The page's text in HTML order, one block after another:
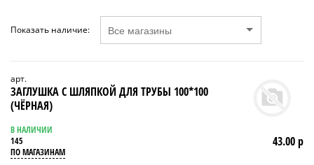
Показать наличие:
арт.
ЗАГЛУШКА С ШЛЯПКОЙ ДЛЯ ТРУБЫ 100*100
(ЧЁРНАЯ)
В НАЛИЧИИ
145
ПО МАГАЗИНАМ
43.00 р